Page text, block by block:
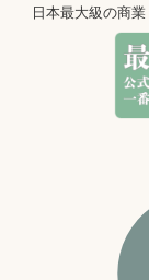
日本最大級の商